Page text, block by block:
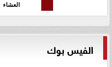
العشاء
الفيس بوك